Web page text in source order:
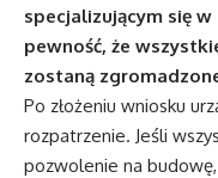
specjalizującym się
pewność, że
zostaną
Po złożeniu wniosku
rozpatrzenie. Jeśli
pozwolenie na